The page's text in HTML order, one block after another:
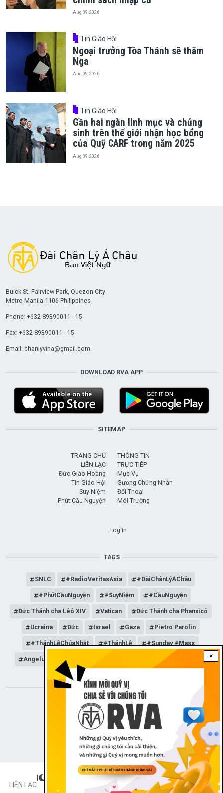
Aug 09, 2026
Tin Giáo Hội
Ngoại trưởng Tòa Thánh sẽ thăm
Nga
Aug 09, 2026
Tin Giáo Hội
Gần hai ngàn linh mục và chủng
sinh trên thế giới nhận học bổng
của Quỹ CARF trong năm 2025
Aug 09, 2026
×
Buick St. Fairview Park, Quezon City
Metro Manila 1106 Philippines
Phone: +632 89390011 - 15
Fax: +632 89390011 - 15
Email: chanlyvina@gmail.com
DOWNLOAD RVA APP
SITEMAP
TRANG CHỦ
LIÊN LẠC
Đức Giáo Hoàng
Tin Giáo Hội
Suy Niệm
Phút Cầu Nguyện
THÔNG TIN
TRỰC TIẾP
Mục Vụ
Gương Chứng Nhân
Đối Thoại
Môi Trường
Log in
TAGS
SNLC #RadioVeritasAsia #ĐàiChânLýÁChâu
#PhútCầuNguyện #SuyNiệm #CầuNguyện
Đức Thánh cha Lêô XIV Vatican Đức Thánh cha Phanxicô
Ucraina Đức Israel Gaza Pietro Parolin
#ThánhLễChúaNhật #ThánhLễ #Sunday #Mass
Angelus Đức Giáo hoàng Lêô XIV General Audience
STAY CONNECTED WITH US!
FOOTER
LIÊN LẠC